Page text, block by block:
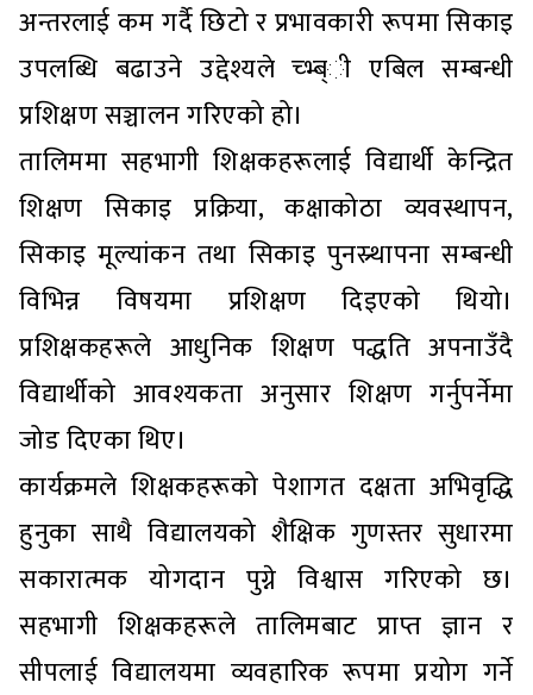
अन्तरलाई कम गर्दै छिटो र प्रभावकारी रूपमा सिकाइ
उपलब्धि बढाउने उद्देश्यले च्भ्ब्ी एबिल सम्बन्धी
प्रशिक्षण सञ्चालन गरिएको हो।
तालिममा सहभागी शिक्षकहरूलाई विद्यार्थी केन्द्रित
शिक्षण सिकाइ प्रक्रिया, कक्षाकोठा व्यवस्थापन,
सिकाइ मूल्यांकन तथा सिकाइ पुनस्र्थापना सम्बन्धी
विभिन्न विषयमा प्रशिक्षण दिइएको थियो।
प्रशिक्षकहरूले आधुनिक शिक्षण पद्धति अपनाउँदै
विद्यार्थीको आवश्यकता अनुसार शिक्षण गर्नुपर्नेमा
जोड दिएका थिए।
कार्यक्रमले शिक्षकहरूको पेशागत दक्षता अभिवृद्धि
हुनुका साथै विद्यालयको शैक्षिक गुणस्तर सुधारमा
सकारात्मक योगदान पुग्ने विश्वास गरिएको छ।
सहभागी शिक्षकहरूले तालिमबाट प्राप्त ज्ञान र
सीपलाई विद्यालयमा व्यवहारिक रूपमा प्रयोग गर्ने